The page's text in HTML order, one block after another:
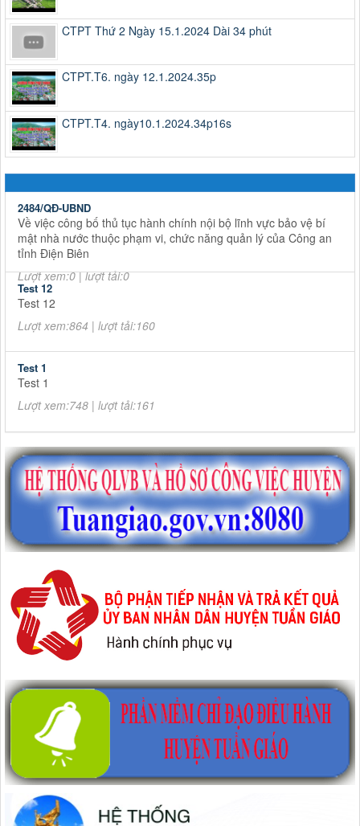
CTPT Thứ 2 Ngày 15.1.2024 Dài 34 phút
CTPT.T6. ngày 12.1.2024.35p
CTPT.T4. ngày10.1.2024.34p16s
2484/QĐ-UBND
Về việc công bố thủ tục hành chính nội bộ lĩnh vực bảo vệ bí
mật nhà nước thuộc phạm vi, chức năng quản lý của Công an
tỉnh Điện Biên
Lượt xem:0 | lượt tải:0
Test 12
Test 12
Lượt xem:864 | lượt tải:160
Test 1
Test 1
Lượt xem:748 | lượt tải:161